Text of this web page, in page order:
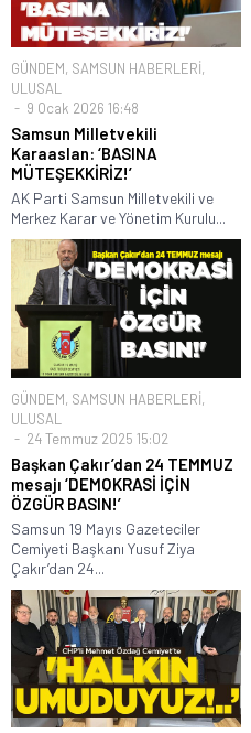
GÜNDEM, SAMSUN HABERLERİ,
ULUSAL
9 Ocak 2026 16:48
Samsun Milletvekili
Karaaslan: ‘BASINA
MÜTEŞEKKİRİZ!’
AK Parti Samsun Milletvekili ve
Merkez Karar ve Yönetim Kurulu...
GÜNDEM, SAMSUN HABERLERİ,
ULUSAL
24 Temmuz 2025 15:02
Başkan Çakır’dan 24 TEMMUZ
mesajı ‘DEMOKRASİ İÇİN
ÖZGÜR BASIN!’
Samsun 19 Mayıs Gazeteciler
Cemiyeti Başkanı Yusuf Ziya
Çakır’dan 24...